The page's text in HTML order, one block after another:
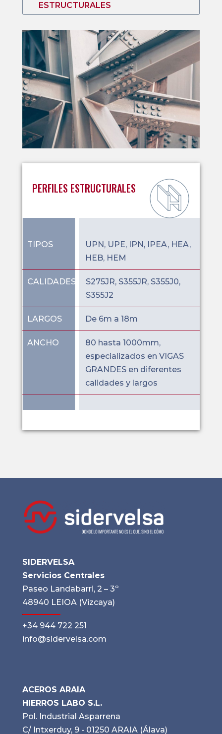
ESTRUCTURALES
PERFILES ESTRUCTURALES
TIPOS
UPN, UPE, IPN, IPEA, HEA,
HEB, HEM
CALIDADES
S275JR, S355JR, S355J0,
S355J2
LARGOS De 6m a 18m
ANCHO
80 hasta 1000mm,
especializados en VIGAS
GRANDES en diferentes
calidades y largos
SIDERVELSA
Servicios Centrales
Paseo Landabarri, 2 – 3º
48940 LEIOA (Vizcaya)
+34 944 722 251
info@sidervelsa.com
ACEROS ARAIA
HIERROS LABO S.L.
Pol. Industrial Asparrena
C/ Intxerduy, 9 - 01250 ARAIA (Álava)